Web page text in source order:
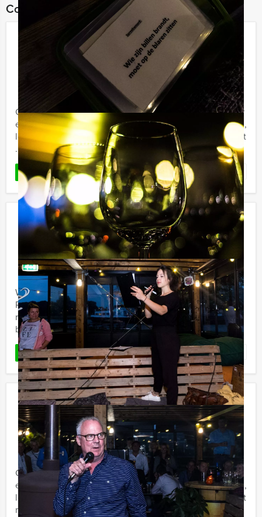
Combineer dit uitje met:
Crazy Dinner Hilversum
Vanaf€ 62,50 p.p. excl. BTW
Vanaf 12 personen ‐ 4 uur en 30 minuten
Crazy Dinner Hilversum, dat is Crazy88 spelen én lekker
eten, met Holland Tour Guides. Doorgedraaid, spannend,
lekker en komisch! Holland Tour Guides komt nu met het
...
LEES MEER Favoriet
Get The Picture Ede
Vanaf€ 22,50 p.p. excl. BTW
Vanaf 12 personen ‐ 2 uur en 30 minuten
Welkom in het centrum van Ede, waar u met Get The
Picture van Holland Tour Guides gaat genieten van een
rijk gevulde stadswandeling - fotospeurtocht. Het is de
bedoeling ...
LEES MEER Favoriet
Crazy Dinner Leiden
Vanaf€ 62,50 p.p. excl. BTW
Vanaf 12 personen ‐ 4 uur en 30 minuten
Crazy Dinner Leiden, dat is Crazy88 spelen én lekker
eten, met Holland Tour Guides. Doorgedraaid, spannend,
lekker en komisch! Holland Tour Guides komt nu met het
meest ...